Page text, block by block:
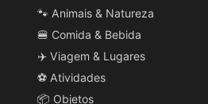
🐾 Animais & Natureza
🍔 Comida & Bebida
✈️ Viagem & Lugares
⚽ Atividades
📦 Objetos